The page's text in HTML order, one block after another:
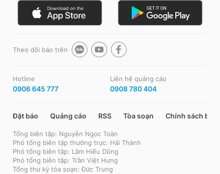
Theo dõi báo trên
Hotline
0906 645 777
Liên hệ quảng cáo
0908 780 404
Đặt báo Quảng cáo RSS Tòa soạn Chính sách bảo
Tổng biên tập: Nguyễn Ngọc Toàn
Phó tổng biên tập thường trực: Hải Thành
Phó tổng biên tập: Lâm Hiếu Dũng
Phó tổng biên tập: Trần Việt Hưng
Tổng thư ký tòa soạn: Đức Trung